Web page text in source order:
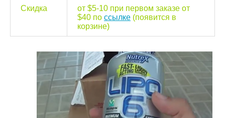
Скидка
от $5-10 при первом заказе от
$40 по ссылке (появится в
корзине)